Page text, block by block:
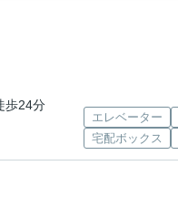
歩24分
エレベーター
宅配ボックス